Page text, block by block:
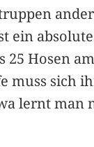
ein
Hosen
muss sich
lernt man